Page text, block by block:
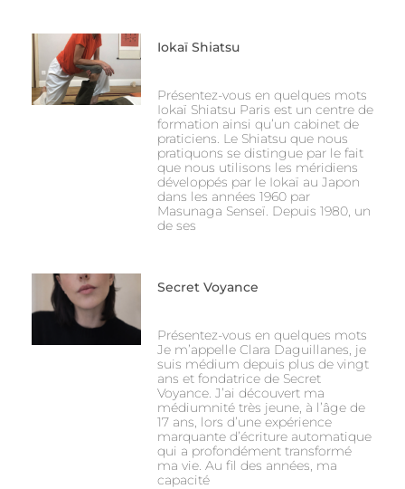
Iokaï Shiatsu
Présentez-vous en quelques mots
Iokaï Shiatsu Paris est un centre de
formation ainsi qu’un cabinet de
praticiens. Le Shiatsu que nous
pratiquons se distingue par le fait
que nous utilisons les méridiens
développés par le Iokaï au Japon
dans les années 1960 par
Masunaga Senseï. Depuis 1980, un
de ses
Secret Voyance
Présentez-vous en quelques mots
Je m’appelle Clara Daguillanes, je
suis médium depuis plus de vingt
ans et fondatrice de Secret
Voyance. J’ai découvert ma
médiumnité très jeune, à l’âge de
17 ans, lors d’une expérience
marquante d’écriture automatique
qui a profondément transformé
ma vie. Au fil des années, ma
capacité